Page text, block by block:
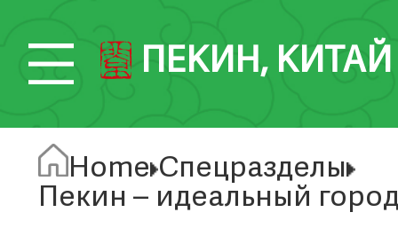
ПЕКИН, КИТАЙ
Home Спецразделы
Пекин – идеальный